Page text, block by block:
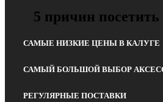
5 причин
САМЫЕ НИЗКИЕ ЦЕНЫ В КАЛУГЕ
САМЫЙ БОЛЬШОЙ ВЫБОР
РЕГУЛЯРНЫЕ ПОСТАВКИ